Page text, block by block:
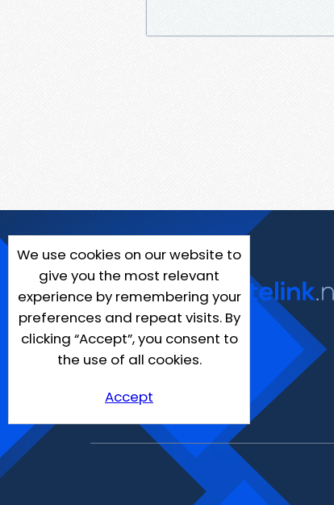
We use cookies on our website to
give you the most relevant
experience by remembering your
preferences and repeat visits. By
clicking “Accept”, you consent to
the use of all cookies.
Accept